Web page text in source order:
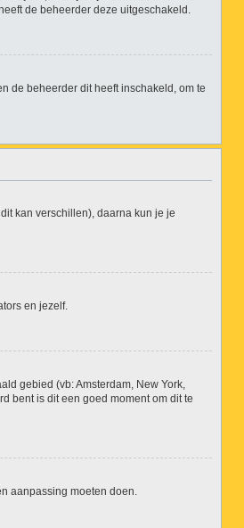
de beheerder deze uitgeschakeld.
de beheerder dit heeft inschakeld, om te
kan verschillen), daarna kun je je
en jezelf.
gebied (vb: Amsterdam, New York,
bent is dit een goed moment om dit te
aanpassing moeten doen.